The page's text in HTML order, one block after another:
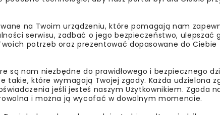
na Twoim urządzeniu, które pomagają nam
serwisu, zadbać o jego bezpieczeństwo, ulepszać
potrzeb oraz prezentować dopasowane do Ciebie
są nam niezbędne do prawidłowego i bezpiecznego
takie, które wymagają Twojej zgody. Każda udzielona
jeśli jesteś naszym Użytkownikiem. Zgoda
i można ją wycofać w dowolnym momencie.